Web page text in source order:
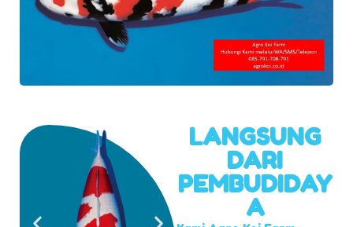
LANGSUNG
DARI
PEMBUDIDAY
A